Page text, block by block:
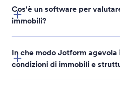
Cos'è un software per
immobili?
In che modo Jotform agevola
condizioni di immobili e